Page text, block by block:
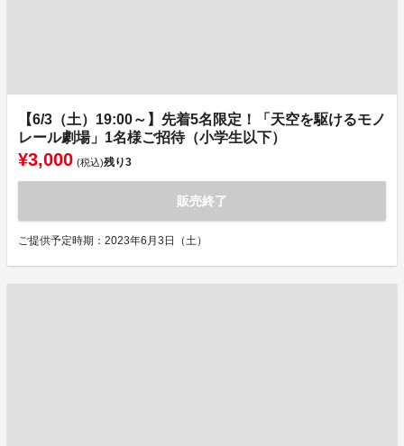
【6/3（土）19:00～】先着5名限定！「天空を駆けるモノ
レール劇場」1名様ご招待（小学生以下）
¥3,000 (税込)残り3
販売終了
ご提供予定時期：2023年6月3日（土）